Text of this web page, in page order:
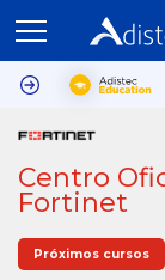
Centro
Fortinet
Próximos cursos